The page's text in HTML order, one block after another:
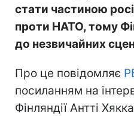
стати частиною
проти НАТО, тому
до незвичайних
Про це повідомляє
посиланням на
Фінляндії Антті